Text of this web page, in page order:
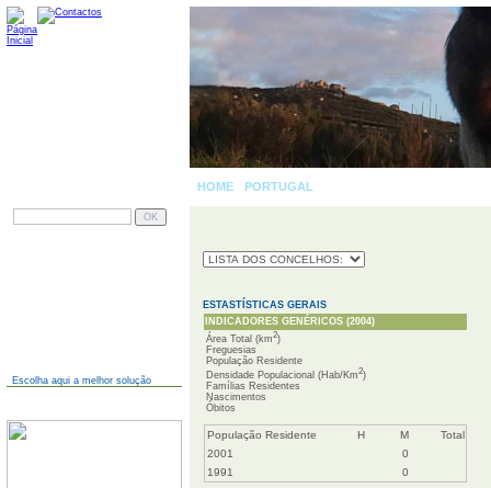
Escolha aqui a melhor solução
HOME PORTUGAL
ESTASTÍSTICAS GERAIS
INDICADORES GENÉRICOS (2004)
Área Total (km2)
Freguesias
População Residente
Densidade Populacional (Hab/Km2)
Famílias Residentes
Nascimentos
Óbitos
População Residente H M
Total
2001
0
1991
0